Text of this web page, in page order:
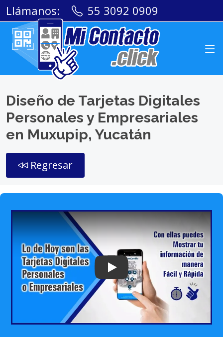
Llámanos: 55 3092 0909
Diseño de Tarjetas Digitales
Personales y Empresariales
en Muxupip, Yucatán
Regresar
Play: Keynote (Google I/O '18)